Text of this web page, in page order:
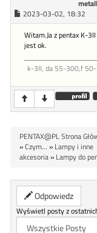
2023-03-02, 18:32
Witam.Ja z pentax K-
jest ok.
k-3II, da 55-300,f
PENTAX@PL Strona
»Czym... » Lampy i inne
akcesoria» Lampy do
Odpowiedz
Wyświetl posty z